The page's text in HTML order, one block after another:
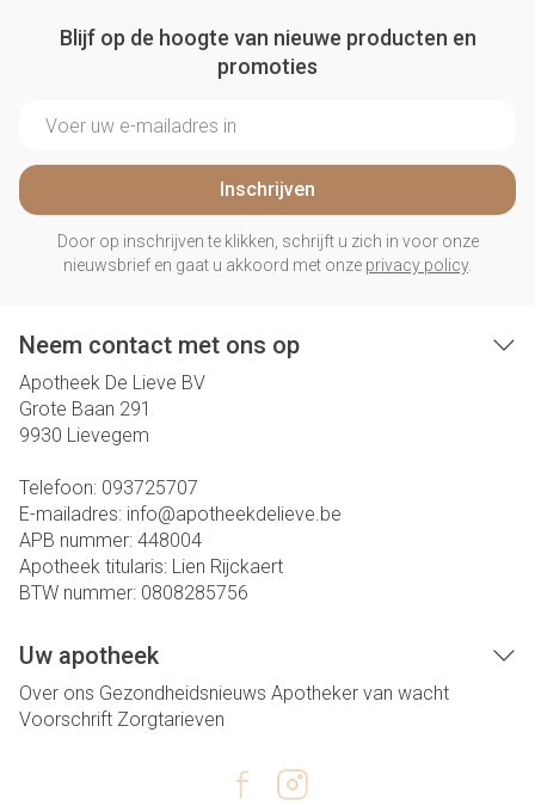
Blijf op de hoogte van nieuwe producten en
promoties
Inschrijven
Door op inschrijven te klikken, schrijft u zich in voor onze
nieuwsbrief en gaat u akkoord met onze privacy policy.
Neem contact met ons op
Apotheek De Lieve BV
Grote Baan 291
9930 Lievegem
Telefoon: 093725707
E-mailadres: info@apotheekdelieve.be
APB nummer: 448004
Apotheek titularis: Lien Rijckaert
BTW nummer: 0808285756
Uw apotheek
Over ons Gezondheidsnieuws Apotheker van wacht
Voorschrift Zorgtarieven